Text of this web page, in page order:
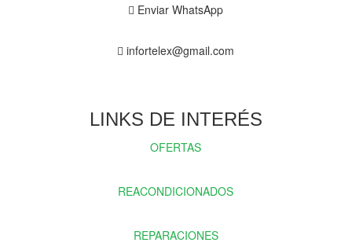
Enviar WhatsApp
infortelex@gmail.com
LINKS DE INTERÉS
OFERTAS
REACONDICIONADOS
REPARACIONES